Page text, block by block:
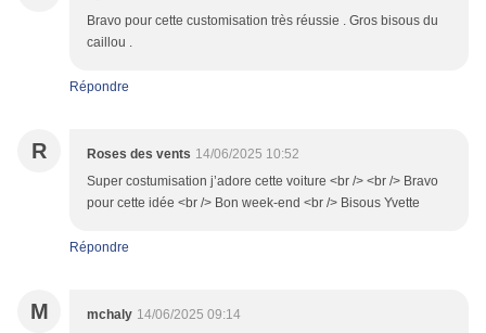
Bravo pour cette customisation très réussie . Gros bisous du
caillou .
Répondre
R Roses des vents 14/06/2025 10:52
Super costumisation j’adore cette voiture <br /> <br /> Bravo
pour cette idée <br /> Bon week-end <br /> Bisous Yvette
Répondre
M mchaly 14/06/2025 09:14